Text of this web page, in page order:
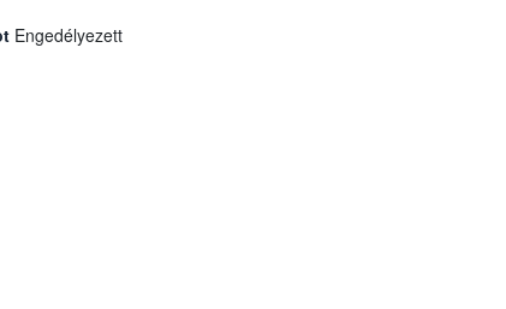
Engedélyezett